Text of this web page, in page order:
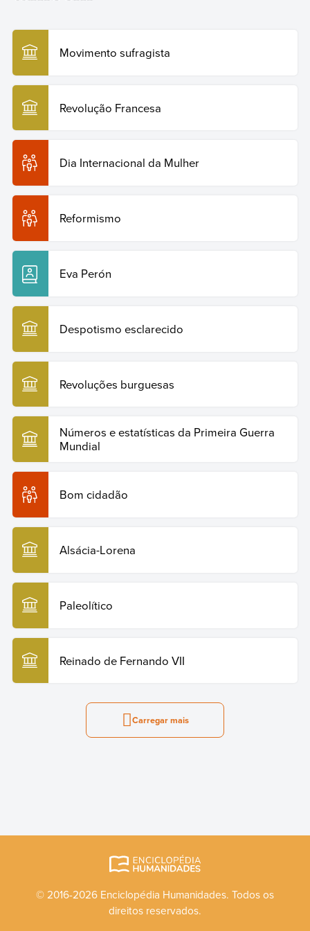
Movimento sufragista
Revolução Francesa
Dia Internacional da Mulher
Reformismo
Eva Perón
Despotismo esclarecido
Revoluções burguesas
Números e estatísticas da Primeira Guerra
Mundial
Bom cidadão
Alsácia-Lorena
Paleolítico
Reinado de Fernando VII
Carregar mais
© 2016-2026 Enciclopédia Humanidades. Todos os
direitos reservados.